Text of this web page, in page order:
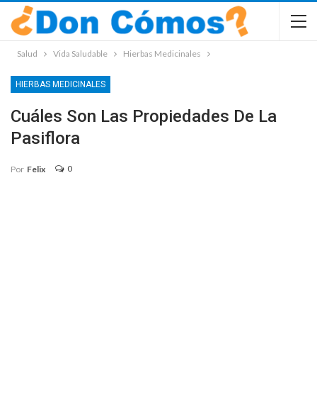
Salud Vida Saludable Hierbas Medicinales
HIERBAS MEDICINALES
Cuáles Son Las Propiedades De La
Pasiflora
Por Felix 0